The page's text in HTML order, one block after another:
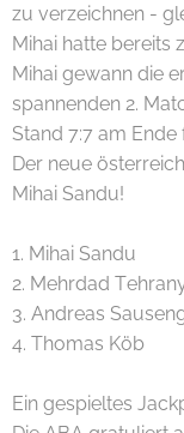
zu verzeichnen -
Mihai hatte bereits
Mihai gewann die
spannenden 2.
Stand 7:7 am
Der neue
Mihai Sandu!
1. Mihai Sandu
2. Mehrdad
3. Andreas
4. Thomas Köb
Ein gespieltes